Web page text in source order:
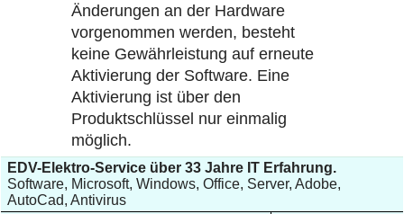
Änderungen an der Hardware
vorgenommen werden, besteht
keine Gewährleistung auf erneute
Aktivierung der Software. Eine
Aktivierung ist über den
Produktschlüssel nur einmalig
möglich.
EDV-Elektro-Service über 33 Jahre IT Erfahrung.
Software, Microsoft, Windows, Office, Server, Adobe,
AutoCad, Antivirus